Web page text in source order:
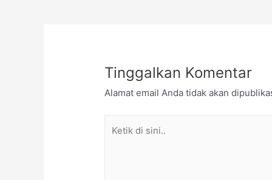
Tinggalkan Komentar
Alamat email Anda tidak akan